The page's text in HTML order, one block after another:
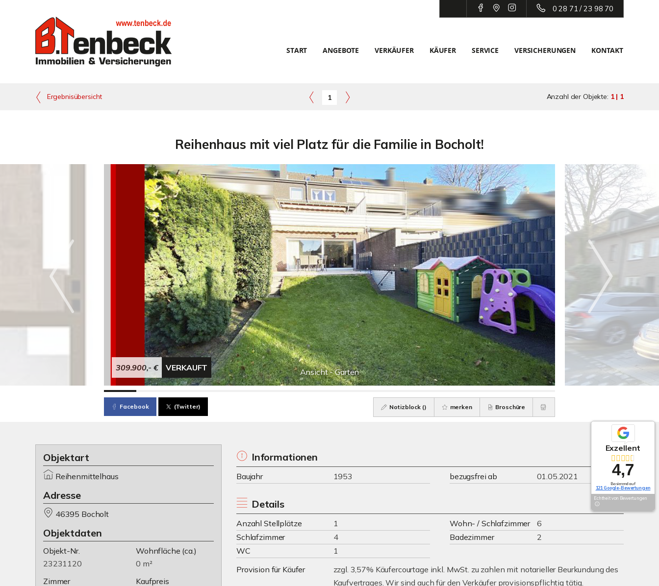
0 28 71 / 23 98 70
START ANGEBOTE VERKÄUFER KÄUFER SERVICE VERSICHERUNGEN KONTAKT
Ergebnisübersicht 1 Anzahl der Objekte: 1 | 1
Reihenhaus mit viel Platz für die Familie in Bocholt!
Ansicht - Garten
309.900,- € VERKAUFT
Facebook (Twitter) Notizblock () merken Broschüre
Objektart
Reihenmittelhaus
Adresse
46395 Bocholt
Objektdaten
Objekt-Nr.
23231120
Wohnfläche (ca.)
0 m²
Zimmer
Kaufpreis
Informationen
Baujahr 1953 bezugsfrei ab 01.05.2021
Details
Anzahl Stellplätze 1 Wohn- / Schlafzimmer
6
Schlafzimmer
4 Badezimmer
2
WC
1
Provision für Käufer
zzgl. 3,57% Käufercourtage inkl. MwSt. zu zahlen mit notarieller Beurkundung des
Kaufvertrages. Wir sind auch für den Verkäufer provisionspflichtig tätig.
Exzellent
4,7
Basierend auf
121 Google-Bewertungen
Echtheit von Bewertungen